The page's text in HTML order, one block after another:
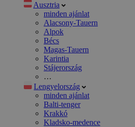
Ausztria
minden ajánlat
Alacsony-Tauern
Alpok
Bécs
Magas-Tauern
Karintia
Stájerország
…
Lengyelország
minden ajánlat
Balti-tenger
Krakkó
Kladsko-medence